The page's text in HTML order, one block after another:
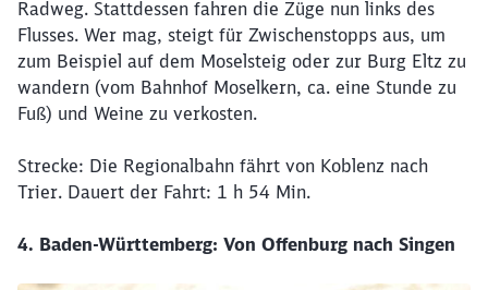
Radweg. Stattdessen fahren die Züge nun links des
Flusses. Wer mag, steigt für Zwischenstopps aus, um
zum Beispiel auf dem Moselsteig oder zur Burg Eltz zu
wandern (vom Bahnhof Moselkern, ca. eine Stunde zu
Fuß) und Weine zu verkosten.
Strecke: Die Regionalbahn fährt von Koblenz nach
Trier. Dauert der Fahrt: 1 h 54 Min.
4. Baden-Württemberg: Von Offenburg nach Singen